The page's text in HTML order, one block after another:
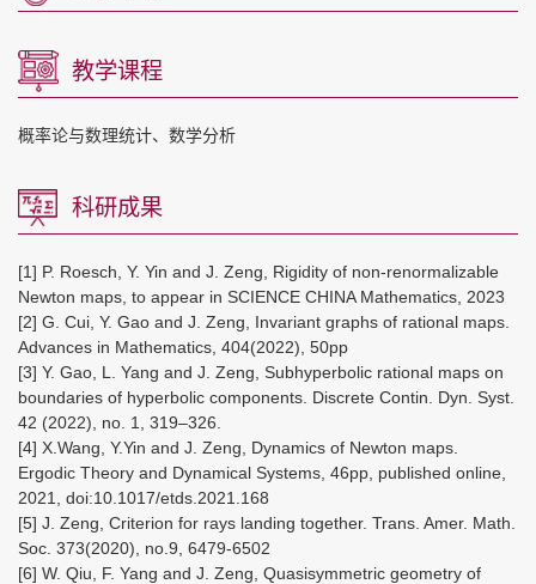
教学课程
概率论与数理统计、数学分析
科研成果
[1] P. Roesch, Y. Yin and J. Zeng, Rigidity of non-renormalizable
Newton maps, to appear in SCIENCE CHINA Mathematics, 2023
[2] G. Cui, Y. Gao and J. Zeng, Invariant graphs of rational maps.
Advances in Mathematics, 404(2022), 50pp
[3] Y. Gao, L. Yang and J. Zeng, Subhyperbolic rational maps on
boundaries of hyperbolic components. Discrete Contin. Dyn. Syst.
42 (2022), no. 1, 319–326.
[4] X.Wang, Y.Yin and J. Zeng, Dynamics of Newton maps.
Ergodic Theory and Dynamical Systems, 46pp, published online,
2021, doi:10.1017/etds.2021.168
[5] J. Zeng, Criterion for rays landing together. Trans. Amer. Math.
Soc. 373(2020), no.9, 6479-6502
[6] W. Qiu, F. Yang and J. Zeng, Quasisymmetric geometry of